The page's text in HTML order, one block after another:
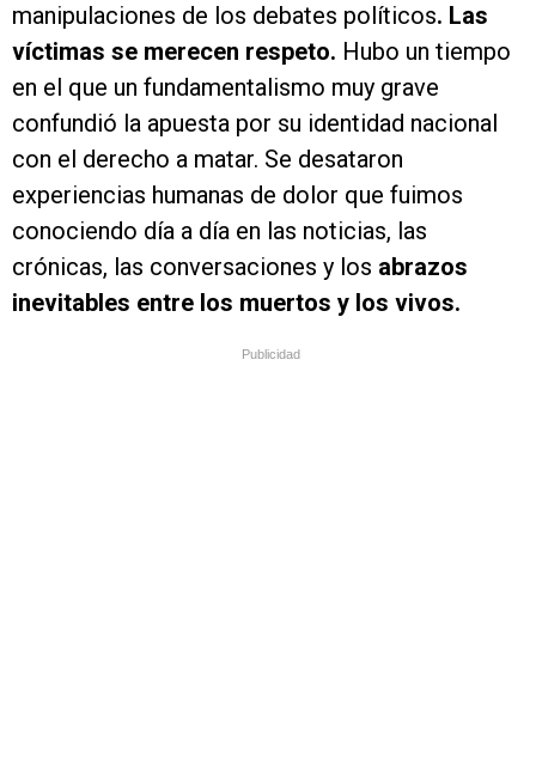
manipulaciones de los debates políticos. Las
víctimas se merecen respeto. Hubo un tiempo
en el que un fundamentalismo muy grave
confundió la apuesta por su identidad nacional
con el derecho a matar. Se desataron
experiencias humanas de dolor que fuimos
conociendo día a día en las noticias, las
crónicas, las conversaciones y los abrazos
inevitables entre los muertos y los vivos.
Publicidad